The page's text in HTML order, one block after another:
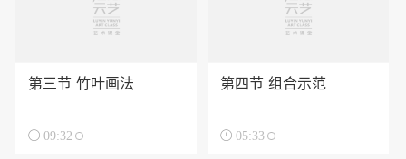
第三节 竹叶画法
 09:32
第四节 组合示范
 05:33